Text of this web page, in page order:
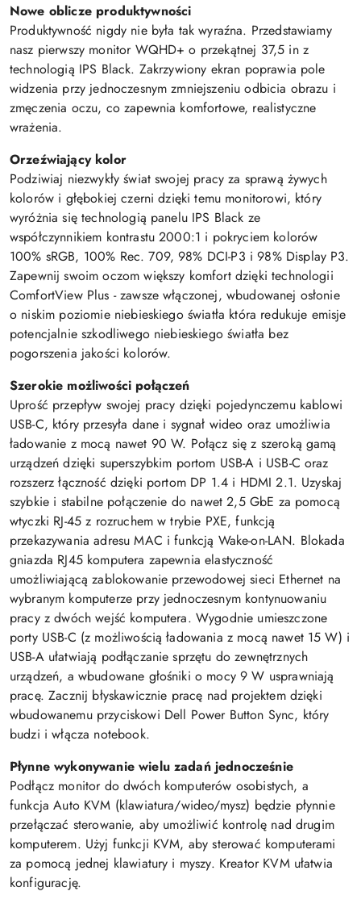
Nowe oblicze produktywności
Produktywność nigdy nie była tak wyraźna. Przedstawiamy
nasz pierwszy monitor WQHD+ o przekątnej 37,5 in z
technologią IPS Black. Zakrzywiony ekran poprawia pole
widzenia przy jednoczesnym zmniejszeniu odbicia obrazu i
zmęczenia oczu, co zapewnia komfortowe, realistyczne
wrażenia.
Orzeźwiający kolor
Podziwiaj niezwykły świat swojej pracy za sprawą żywych
kolorów i głębokiej czerni dzięki temu monitorowi, który
wyróżnia się technologią panelu IPS Black ze
współczynnikiem kontrastu 2000:1 i pokryciem kolorów
100% sRGB, 100% Rec. 709, 98% DCI-P3 i 98% Display P3.
Zapewnij swoim oczom większy komfort dzięki technologii
ComfortView Plus - zawsze włączonej, wbudowanej osłonie
o niskim poziomie niebieskiego światła która redukuje emisje
potencjalnie szkodliwego niebieskiego światła bez
pogorszenia jakości kolorów.
Szerokie możliwości połączeń
Uprość przepływ swojej pracy dzięki pojedynczemu kablowi
USB-C, który przesyła dane i sygnał wideo oraz umożliwia
ładowanie z mocą nawet 90 W. Połącz się z szeroką gamą
urządzeń dzięki superszybkim portom USB-A i USB-C oraz
rozszerz łączność dzięki portom DP 1.4 i HDMI 2.1. Uzyskaj
szybkie i stabilne połączenie do nawet 2,5 GbE za pomocą
wtyczki RJ-45 z rozruchem w trybie PXE, funkcją
przekazywania adresu MAC i funkcją Wake-on-LAN. Blokada
gniazda RJ45 komputera zapewnia elastyczność
umożliwiającą zablokowanie przewodowej sieci Ethernet na
wybranym komputerze przy jednoczesnym kontynuowaniu
pracy z dwóch wejść komputera. Wygodnie umieszczone
porty USB-C (z możliwością ładowania z mocą nawet 15 W) i
USB-A ułatwiają podłączanie sprzętu do zewnętrznych
urządzeń, a wbudowane głośniki o mocy 9 W usprawniają
pracę. Zacznij błyskawicznie pracę nad projektem dzięki
wbudowanemu przyciskowi Dell Power Button Sync, który
budzi i włącza notebook.
Płynne wykonywanie wielu zadań jednocześnie
Podłącz monitor do dwóch komputerów osobistych, a
funkcja Auto KVM (klawiatura/wideo/mysz) będzie płynnie
przełączać sterowanie, aby umożliwić kontrolę nad drugim
komputerem. Użyj funkcji KVM, aby sterować komputerami
za pomocą jednej klawiatury i myszy. Kreator KVM ułatwia
konfigurację.